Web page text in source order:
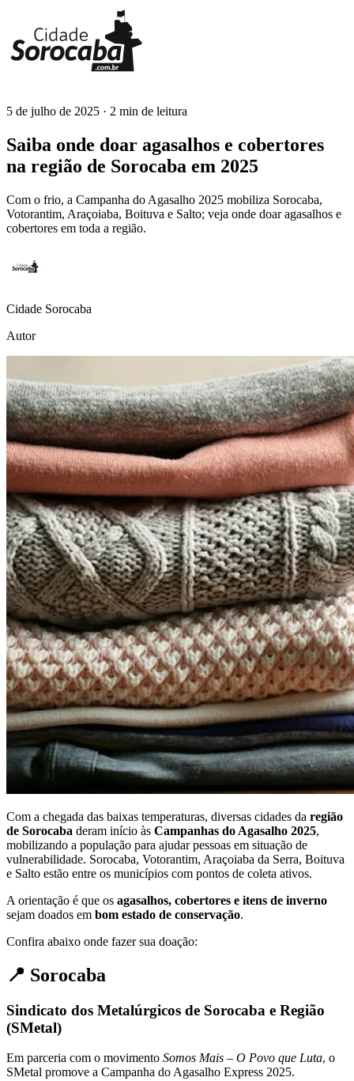
5 de julho de 2025 · 2 min de leitura
Saiba onde doar agasalhos e cobertores
na região de Sorocaba em 2025
Com o frio, a Campanha do Agasalho 2025 mobiliza Sorocaba,
Votorantim, Araçoiaba, Boituva e Salto; veja onde doar agasalhos e
cobertores em toda a região.
Cidade Sorocaba
Autor
Com a chegada das baixas temperaturas, diversas cidades da região
de Sorocaba deram início às Campanhas do Agasalho 2025,
mobilizando a população para ajudar pessoas em situação de
vulnerabilidade. Sorocaba, Votorantim, Araçoiaba da Serra, Boituva
e Salto estão entre os municípios com pontos de coleta ativos.
A orientação é que os agasalhos, cobertores e itens de inverno
sejam doados em bom estado de conservação.
Confira abaixo onde fazer sua doação:
📍 Sorocaba
Sindicato dos Metalúrgicos de Sorocaba e Região
(SMetal)
Em parceria com o movimento Somos Mais – O Povo que Luta, o
SMetal promove a Campanha do Agasalho Express 2025.